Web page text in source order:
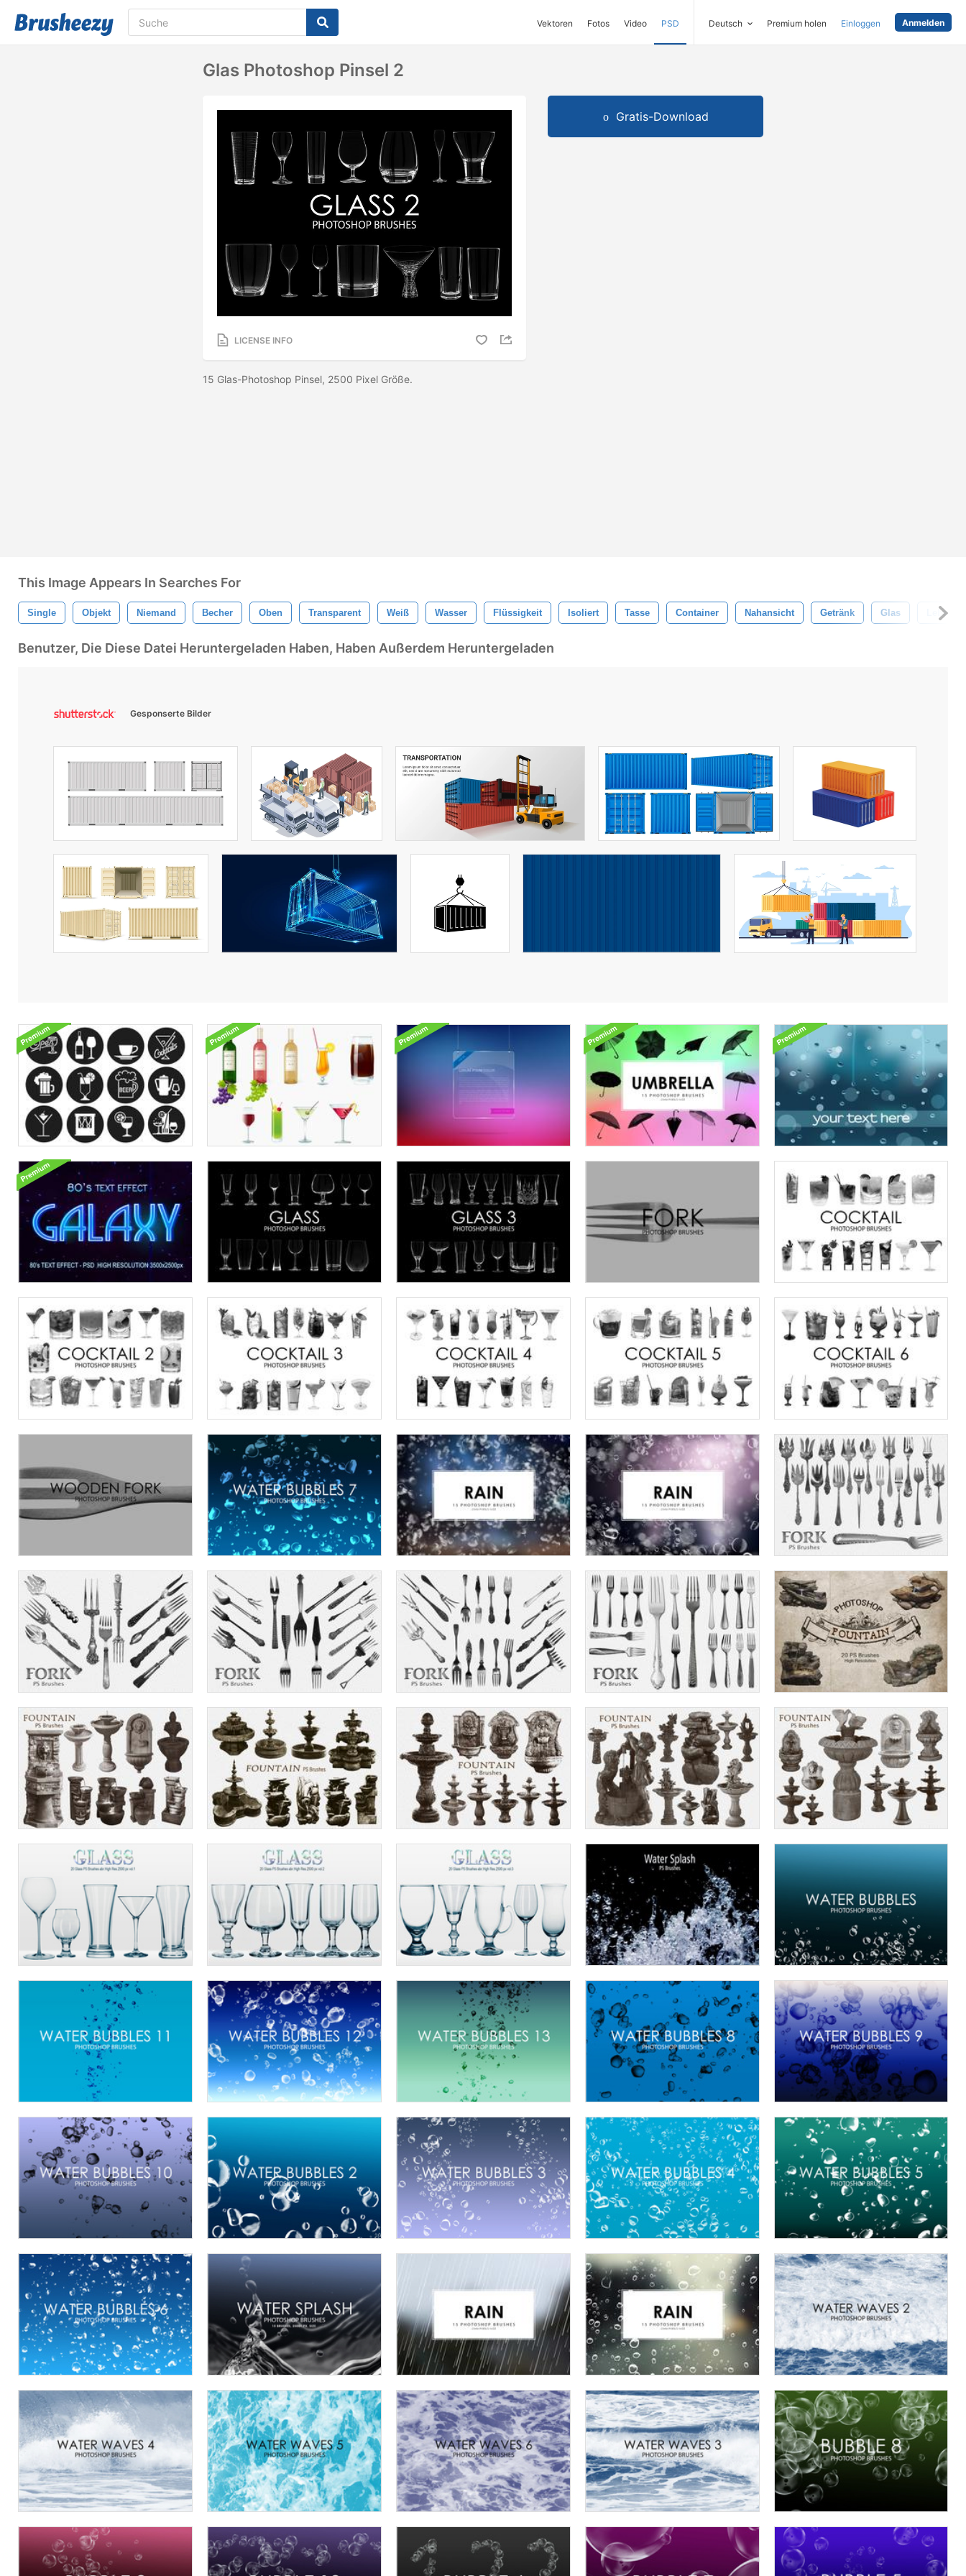
Vektoren Fotos Video PSD Deutsch Premium holen Einloggen Anmelden
Glas Photoshop Pinsel 2
LICENSE INFO
15 Glas-Photoshop Pinsel, 2500 Pixel Größe.
Gratis-Download
This Image Appears In Searches For
Single Objekt Niemand Becher Oben Transparent Weiß Wasser Flüssigkeit Isoliert Tasse Container Nahansicht Getränk Glas
Benutzer, Die Diese Datei Heruntergeladen Haben, Haben Außerdem Heruntergeladen
Gesponserte Bilder